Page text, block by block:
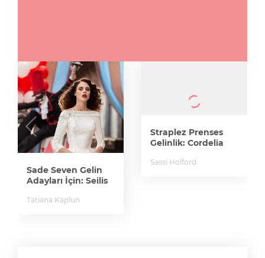
Sade Seven Gelin
Adayları İçin: Seilis
Tatiana Kaplun
Straplez Prenses
Gelinlik: Cordelia
Sassi Holford